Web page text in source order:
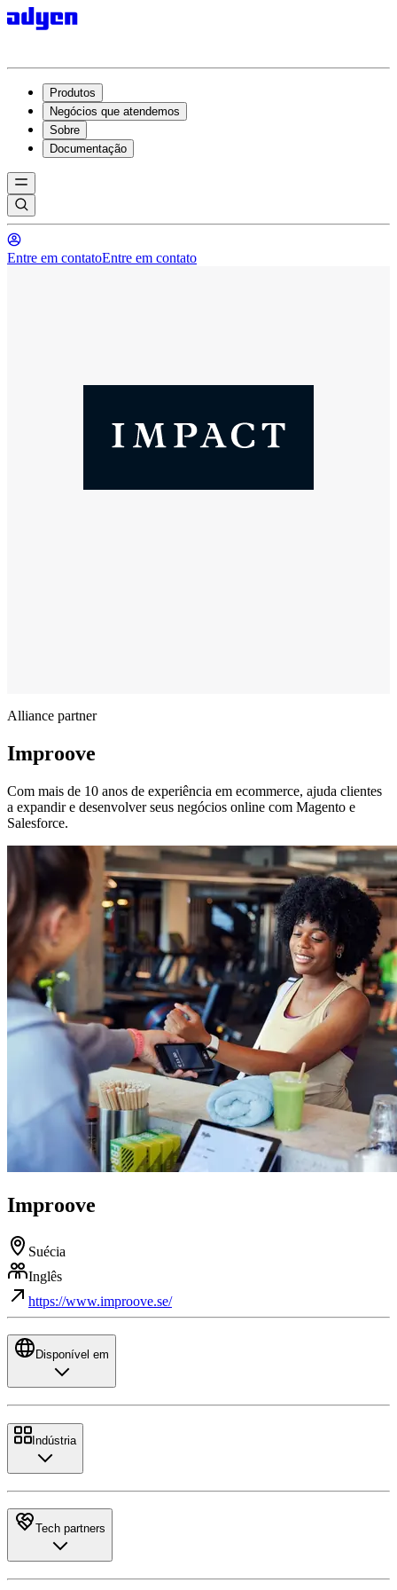
Produtos
Negócios que atendemos
Sobre
Documentação
Entre em contatoEntre em contato
Alliance partner
Improove
Com mais de 10 anos de experiência em ecommerce, ajuda clientes
a expandir e desenvolver seus negócios online com Magento e
Salesforce.
Improove
Suécia
Inglês
https://www.improove.se/
Disponível em
Indústria
Tech partners